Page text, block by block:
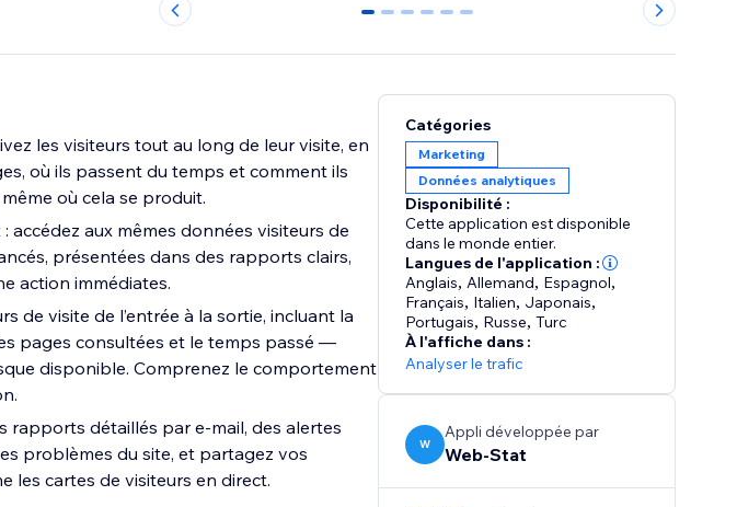
0 1 2 3 4 5
les visiteurs tout au long de leur visite, en
où ils passent du temps et comment ils
où cela se produit.
accédez aux mêmes données visiteurs de
présentées dans des rapports clairs,
action immédiates.
de visite de l’entrée à la sortie, incluant la
pages consultées et le temps passé —
disponible. Comprenez le comportement
rapports détaillés par e-mail, des alertes
problèmes du site, et partagez vos
les cartes de visiteurs en direct.
Catégories
Marketing
Données analytiques
Disponibilité :
Cette application est disponible
dans le monde entier.
Langues de l'application :
Anglais, Allemand, Espagnol,
Français, Italien, Japonais,
Portugais, Russe,Turc
À l'affiche dans :
Analyser le trafic
W
Appli développée par
Web-Stat